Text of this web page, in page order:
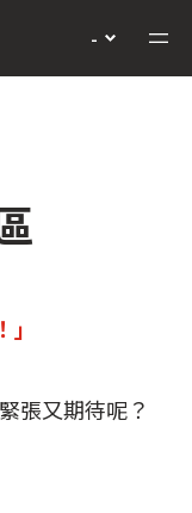
-
張又期待呢？